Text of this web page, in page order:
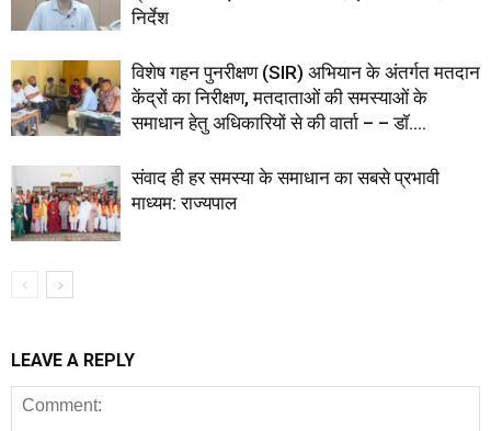
निर्देश
विशेष गहन पुनरीक्षण (SIR) अभियान के अंतर्गत मतदान
केंद्रों का निरीक्षण, मतदाताओं की समस्याओं के
समाधान हेतु अधिकारियों से की वार्ता – – डॉ....
संवाद ही हर समस्या के समाधान का सबसे प्रभावी
माध्यम: राज्यपाल
LEAVE A REPLY